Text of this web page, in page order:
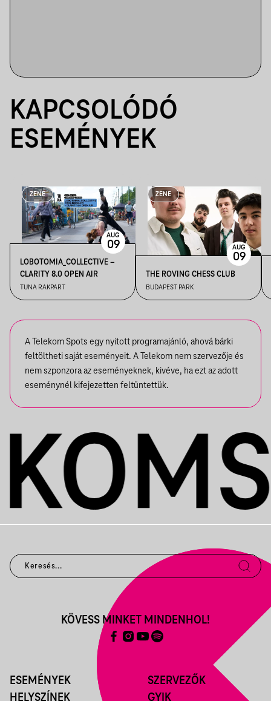
KAPCSOLÓDÓ
ESEMÉNYEK
ZENE
LOBOTOMIA_COLLECTIVE –
CLARITY 8.0 OPEN AIR
TUNA RAKPART
AUG
09
ZENE
THE ROVING CHESS CLUB
BUDAPEST PARK
AUG
09
A Telekom Spots egy nyitott programajánló, ahová bárki
feltöltheti saját eseményeit. A Telekom nem szervezője és
nem szponzora az eseményeknek, kivéve, ha ezt az adott
eseménynél kifejezetten feltüntettük.
ESEMÉNYEK
HELYSZÍNEK
SZERVEZŐK
GYIK
KÖVESS MINKET MINDENHOL!